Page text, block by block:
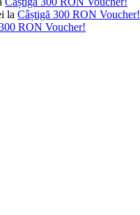
la Câștigă 300 RON Voucher!
RON Voucher!